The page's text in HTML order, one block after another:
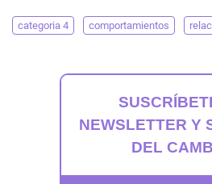
categoria 4 comportamientos
NEWSLETTER Y
DEL